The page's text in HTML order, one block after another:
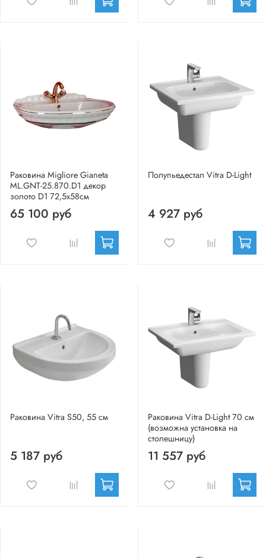
Раковина Migliore Gianeta
ML.GNT-25.870.D1 декор
золото D1 72,5х58см
65 100 руб
Полупьедестал Vitra D-Light
4 927 руб
Раковина Vitra S50, 55 см
5 187 руб
Раковина Vitra D-Light 70 см
(возможна установка на
столешницу)
11 557 руб